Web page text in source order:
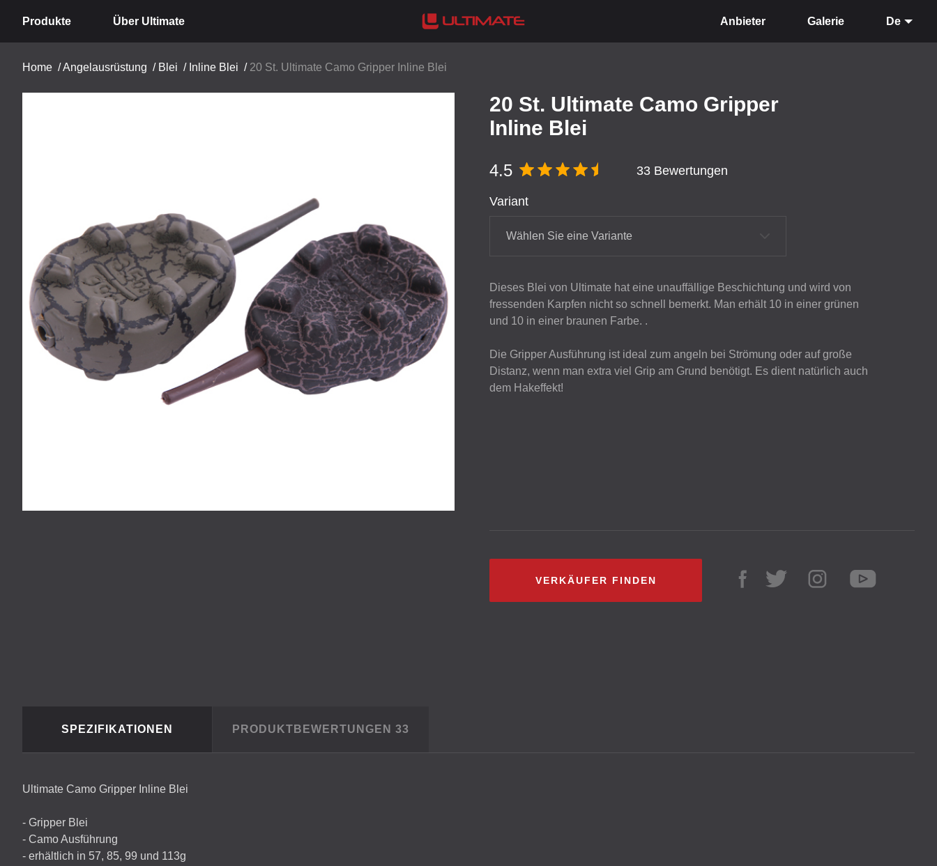
Produkte Über Ultimate Anbieter Galerie De
Home /Angelausrüstung / Blei / Inline Blei / 20 St. Ultimate Camo Gripper Inline Blei
20 St. Ultimate Camo Gripper
Inline Blei
4.5 33 Bewertungen
Variant
Wählen Sie eine Variante
Dieses Blei von Ultimate hat eine unauffällige Beschichtung und wird von
fressenden Karpfen nicht so schnell bemerkt. Man erhält 10 in einer grünen
und 10 in einer braunen Farbe. .
Die Gripper Ausführung ist ideal zum angeln bei Strömung oder auf große
Distanz, wenn man extra viel Grip am Grund benötigt. Es dient natürlich auch
dem Hakeffekt!
VERKÄUFER FINDEN
SPEZIFIKATIONEN PRODUKTBEWERTUNGEN 33
Ultimate Camo Gripper Inline Blei
- Gripper Blei
- Camo Ausführung
- erhältlich in 57, 85, 99 und 113g